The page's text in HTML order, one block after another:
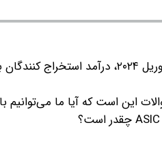
پس از تکمیل رویداد هاوینگ در ماه
این است که آیا ما